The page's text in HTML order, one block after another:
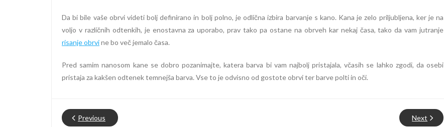
Da bi bile vaše obrvi videti bolj definirano in bolj polno, je odlična izbira barvanje s kano. Kana je zelo priljubljena, ker je na
voljo v različnih odtenkih, je enostavna za uporabo, prav tako pa ostane na obrveh kar nekaj časa, tako da vam jutranje
risanje obrvine bo več jemalo časa.
Pred samim nanosom kane se dobro pozanimajte, katera barva bi vam najbolj pristajala, včasih se lahko zgodi, da osebi
pristaja za kakšen odtenek temnejša barva. Vse to je odvisno od gostote obrvi ter barve polti in oči.
Previous Next